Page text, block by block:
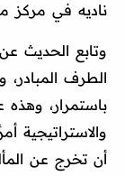
ناديه في مركز
وتابع الحديث
الطرف المبادر،
باستمرار، وهذه
والاستراتيجية
أن تخرج عن